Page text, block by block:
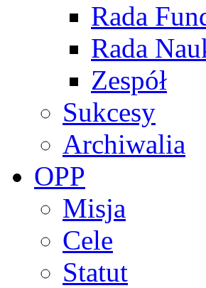
Rada
Rada
Zespół
Sukcesy
Archiwalia
OPP
Misja
Cele
Statut